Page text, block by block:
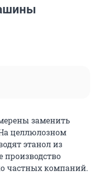
заменить
целлюлозном
этанол из
производство
частных компаний.